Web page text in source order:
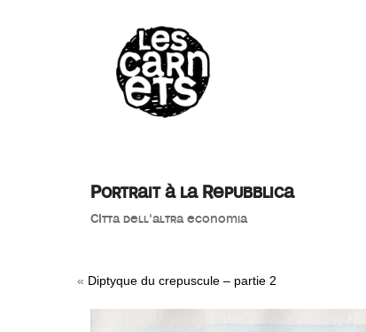
Portrait à la Repubblica
CItta dell'altra economia
« Diptyque du crepuscule – partie 2